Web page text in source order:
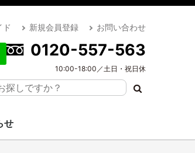
ド 新規会員登録 お問い合わせ
0120-557-563
10:00-18:00／土日・祝日休
せ